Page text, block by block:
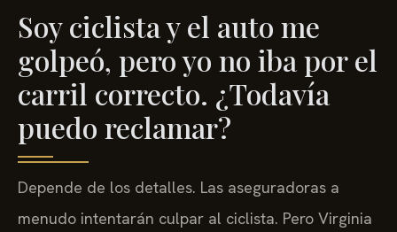
Soy ciclista y el auto me
golpeó, pero yo no iba por el
carril correcto. ¿Todavía
puedo reclamar?
Depende de los detalles. Las aseguradoras a
menudo intentarán culpar al ciclista. Pero Virginia